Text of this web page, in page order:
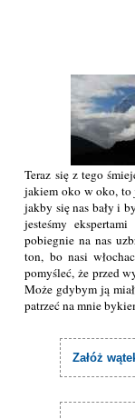
Teraz się z tego
jakiem oko w oko, to
jakby się nas bały i
jesteśmy
pobiegnie na nas
ton, bo nasi
pomyśleć, że przed
Może gdybym ją
patrzeć na mnie
Załóż